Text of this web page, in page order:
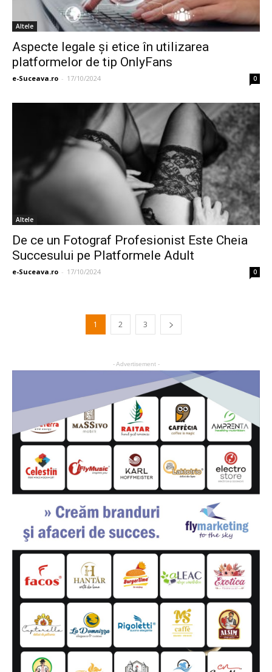
Altele
Aspecte legale și etice în utilizarea
platformelor de tip OnlyFans
e-Suceava.ro - 17/10/2024 0
Altele
De ce un Fotograf Profesionist Este Cheia
Succesului pe Platformele Adult
e-Suceava.ro - 17/10/2024 0
1 2 3
- Advertisement -